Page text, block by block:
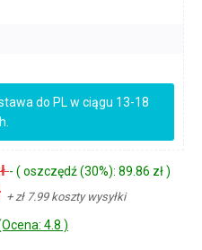
do PL w ciągu 13-18
- ( oszczędź (30%): 89.86 zł )
+ zł 7.99 koszty wysyłki
4.8 )